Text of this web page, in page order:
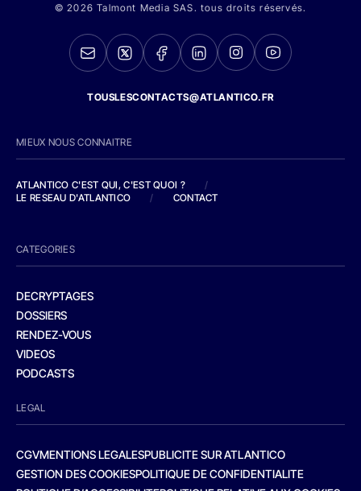
© 2026 Talmont Media SAS. tous droits réservés.
TOUSLESCONTACTS@ATLANTICO.FR
MIEUX NOUS CONNAITRE
ATLANTICO C'EST QUI, C'EST QUOI ?
/
LE RESEAU D'ATLANTICO
/ CONTACT
CATEGORIES
DECRYPTAGES
DOSSIERS
RENDEZ-VOUS
VIDEOS
PODCASTS
LEGAL
CGVMENTIONS LEGALESPUBLICITE SUR ATLANTICO
GESTION DES COOKIESPOLITIQUE DE CONFIDENTIALITE